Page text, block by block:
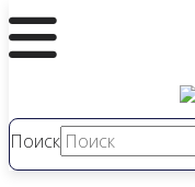
Поиск